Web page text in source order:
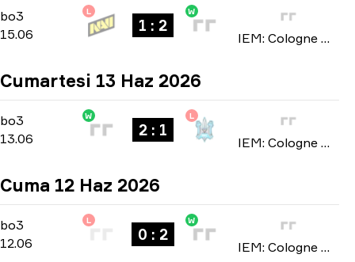
bo3
bo3
15.06
L
1 : 2
W
IEM: Cologne Major 2026
Cumartesi 13 Haz 2026
bo3
bo3
13.06
W
2 : 1
L
IEM: Cologne Major 2026
Cuma 12 Haz 2026
bo3
bo3
12.06
L
0 : 2
W
IEM: Cologne Major 2026